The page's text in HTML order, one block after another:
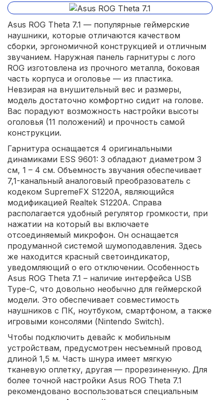
Asus ROG Theta 7.1 — популярные геймерские
наушники, которые отличаются качеством
сборки, эргономичной конструкцией и отличным
звучанием. Наружная панель гарнитуры с лого
ROG изготовлена из прочного металла, боковая
часть корпуса и оголовье — из пластика.
Невзирая на внушительный вес и размеры,
модель достаточно комфортно сидит на голове.
Вас порадуют возможность настройки высоты
оголовья (11 положений) и прочность самой
конструкции.
Гарнитура оснащается 4 оригинальными
динамиками ESS 9601: 3 обладают диаметром 3
см, 1 – 4 см. Объемность звучания обеспечивает
7,1-канальный аналоговый преобразователь с
кодеком SupremeFX S1220A, являющийся
модификацией Realtek S1220A. Справа
располагается удобный регулятор громкости, при
нажатии на который вы включаете
отсоединяемый микрофон. Он оснащается
продуманной системой шумоподавления. Здесь
же находится красный светоиндикатор,
уведомляющий о его отключении. Особенность
Asus ROG Theta 7.1 – наличие интерфейса USB
Type-C, что довольно необычно для геймерской
модели. Это обеспечивает совместимость
наушников с ПК, ноутбуком, смартфоном, а также
игровыми консолями (Nintendo Switch).
Чтобы подключить девайс к мобильным
устройствам, предусмотрен несъемный провод
длиной 1,5 м. Часть шнура имеет мягкую
тканевую оплетку, другая — прорезиненную. Для
более точной настройки Asus ROG Theta 7.1
рекомендовано воспользоваться специальным